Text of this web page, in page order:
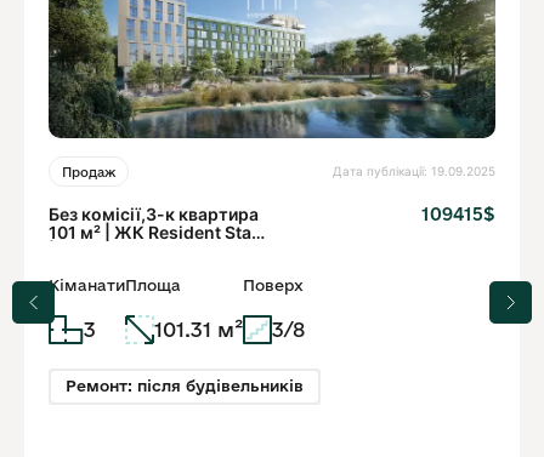
Продаж Дата публікації: 19.09.2025
Без комісії,3-к квартира
101 м² | ЖК Resident State
109415$
Кіманати
3
Площа
101.31 м²
Поверх
3/8
Ремонт: після будівельників